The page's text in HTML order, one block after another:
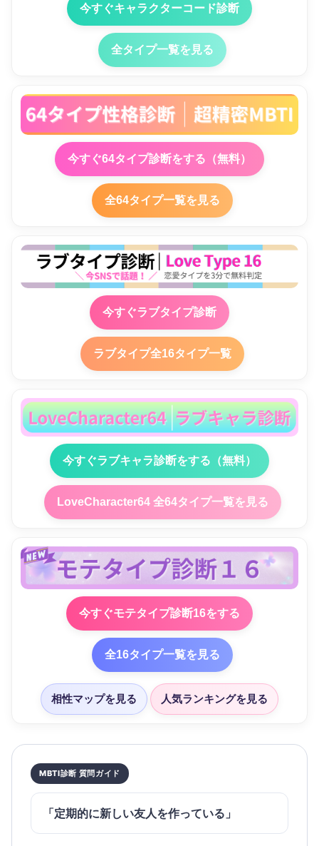
今すぐキャラクターコード診断
全タイプ一覧を見る
今すぐ64タイプ診断をする（無料）
全64タイプ一覧を見る
今すぐラブタイプ診断
ラブタイプ全16タイプ一覧
今すぐラブキャラ診断をする（無料）
LoveCharacter64 全64タイプ一覧を見る
今すぐモテタイプ診断16をする
全16タイプ一覧を見る
相性マップを見る 人気ランキングを見る
MBTI診断 質問ガイド
「定期的に新しい友人を作っている」